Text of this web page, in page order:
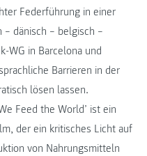
Federführung in einer
dänisch – belgisch –
WG in Barcelona und
Barrieren in der
lösen lassen.
Feed the World’ ist ein
der ein kritisches Licht auf
von Nahrungsmitteln